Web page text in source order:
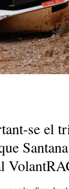
se el